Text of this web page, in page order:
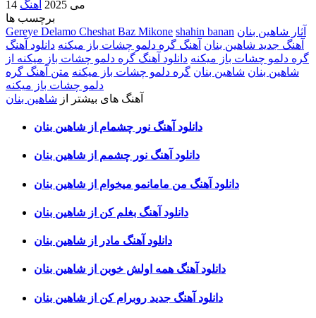
14 می 2025
آهنگ
برچسب ها
Gereye Delamo Cheshat Baz Mikone shahin banan آثار شاهین بنان
آهنگ جدید شاهین بنان آهنگ گره دلمو چشات باز میکنه دانلود آهنگ
گره دلمو چشات باز میکنه دانلود آهنگ گره دلمو چشات باز میکنه از
شاهین بنان شاهین بنان گره دلمو چشات باز میکنه متن آهنگ گره
دلمو چشات باز میکنه
آهنگ های بیشتر از شاهین بنان
دانلود آهنگ نور چشمام از شاهین بنان
دانلود آهنگ نور چشمم از شاهین بنان
دانلود آهنگ من مامانمو میخوام از شاهین بنان
دانلود آهنگ بغلم کن از شاهین بنان
دانلود آهنگ مادر از شاهین بنان
دانلود آهنگ همه اولش خوبن از شاهین بنان
دانلود آهنگ جدید روبرام کن از شاهین بنان